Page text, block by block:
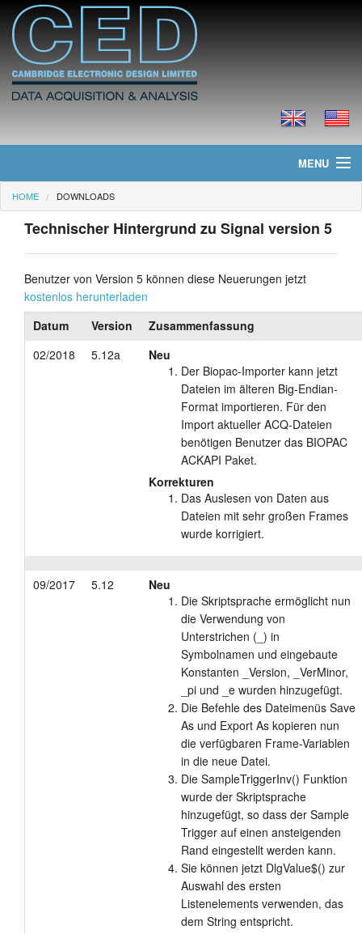
MENU
Home
Neues
Produkte
Preisliste
Downloads
HOME DOWNLOADS
Technischer Hintergrund zu Signal version 5
Benutzer von Version 5 können diese Neuerungen jetzt
kostenlos herunterladen
Datum
Version
Zusammenfassung
02/2018
5.12a
Neu
Der Biopac-Importer kann jetzt
Dateien im älteren Big-Endian-
Format importieren. Für den
Import aktueller ACQ-Dateien
benötigen Benutzer das BIOPAC
ACKAPI Paket.
Korrekturen
Das Auslesen von Daten aus
Dateien mit sehr großen Frames
wurde korrigiert.
09/2017 5.12
Neu
Die Skriptsprache ermöglicht nun
die Verwendung von
Unterstrichen (_) in
Symbolnamen und eingebaute
Konstanten _Version, _VerMinor,
_pi und _e wurden hinzugefügt.
Die Befehle des Dateimenüs Save
As und Export As kopieren nun
die verfügbaren Frame-Variablen
in die neue Datei.
Die SampleTriggerInv() Funktion
wurde der Skriptsprache
hinzugefügt, so dass der Sample
Trigger auf einen ansteigenden
Rand eingestellt werden kann.
Sie können jetzt DlgValue$() zur
Auswahl des ersten
Listenelements verwenden, das
dem String entspricht.